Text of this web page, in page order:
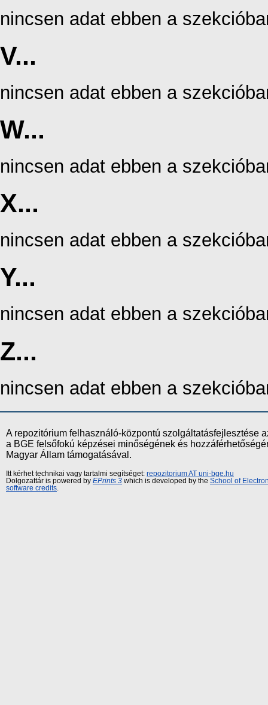
nincsen adat ebben a
V...
nincsen adat ebben a
W...
nincsen adat ebben a
X...
nincsen adat ebben a
Y...
nincsen adat ebben a
Z...
nincsen adat ebben a
A repozitórium felhasználó-központú szolgáltatásfejlesztése
a BGE felsőfokú képzései minőségének és
Magyar Állam támogatásával.
Itt kérhet technikai vagy tartalmi segítséget: repozitorium AT uni-bge.hu
Dolgozattár is powered by EPrints 3 which is developed by the School of
software credits